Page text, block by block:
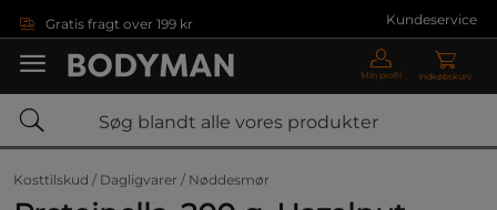
Gratis fragt over 199 kr Kundeservice
Min profil Indkøbskurv
Kosttilskud / Dagligvarer / Nøddesmør